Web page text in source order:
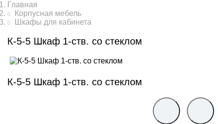
Главная
Корпусная мебель
Шкафы для кабинета
К-5-5 Шкаф 1-ств. со стеклом
К-5-5 Шкаф 1-ств. со стеклом